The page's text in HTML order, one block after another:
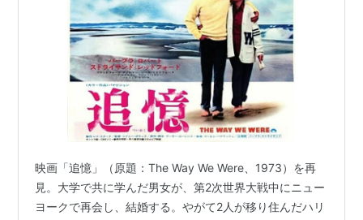
映画「追憶」（原題：The Way We Were、1973）を再
見。大学で共に学んだ男女が、第2次世界大戦中にニュー
ヨークで再会し、結婚する。やがて2人が移り住んだハリ